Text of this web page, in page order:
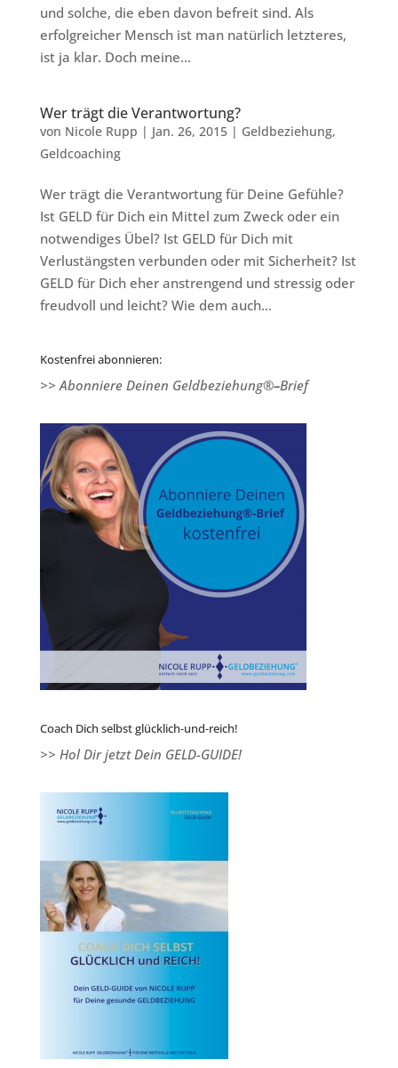
und solche, die eben davon befreit sind. Als
erfolgreicher Mensch ist man natürlich letzteres,
ist ja klar. Doch meine...
Wer trägt die Verantwortung?
von Nicole Rupp | Jan. 26, 2015| Geldbeziehung,
Geldcoaching
Wer trägt die Verantwortung für Deine Gefühle?
Ist GELD für Dich ein Mittel zum Zweck oder ein
notwendiges Übel? Ist GELD für Dich mit
Verlustängsten verbunden oder mit Sicherheit? Ist
GELD für Dich eher anstrengend und stressig oder
freudvoll und leicht? Wie dem auch...
Kostenfrei abonnieren:
>> Abonniere Deinen Geldbeziehung®–Brief
Coach Dich selbst glücklich-und-reich!
>> Hol Dir jetzt Dein GELD-GUIDE!